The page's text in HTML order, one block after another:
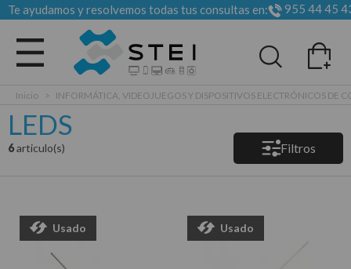
Te ayudamos y resolvemos todas tus consultas en: 955 44 45
Todas las categorias
Inicio > INFORMÁTICA, VIDEOJUEGOS Y DISPOSITIVOS ELECTRÓNICOS DE
LEDS
6articulo(s) Filtros
Usado Usado